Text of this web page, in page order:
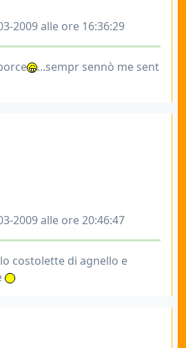
2009 alle ore 16:36:29
...sempr sennò me sent
2009 alle ore 20:46:47
costolette di agnello e